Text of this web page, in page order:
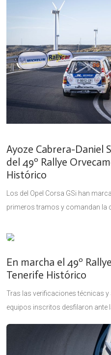
(Classic Silueta) lideran sus
Ayoze Cabrera-Daniel
del 49º Rallye
Histórico
Los del Opel Corsa GSi han
primeros tramos y comandan la
En marcha el 49º
Tenerife Histórico
Tras las verificaciones técnicas
equipos inscritos desfilaron ante